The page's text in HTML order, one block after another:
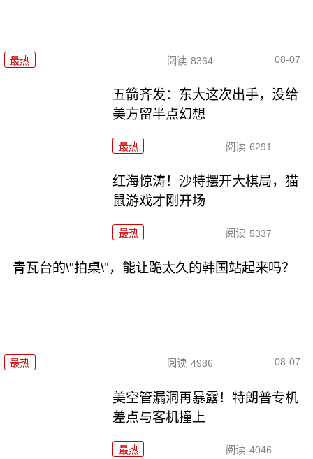
最热 阅读 8364 08-07
五箭齐发：东大这次出手，没给
美方留半点幻想
最热 阅读 6291
红海惊涛！沙特摆开大棋局，猫
鼠游戏才刚开场
最热 阅读 5337
青瓦台的\"拍桌\"，能让跪太久的韩国站起来吗？
最热 阅读 4986 08-07
美空管漏洞再暴露！特朗普专机
差点与客机撞上
最热 阅读 4046